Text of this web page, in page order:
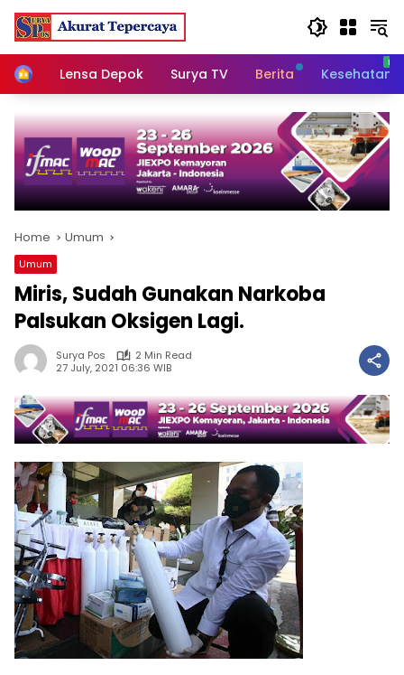
Skip
content
HomeLensa Depok Surya TV Berita Kesehatan
Home Umum
Umum
Miris, Sudah Gunakan Narkoba
Palsukan Oksigen Lagi.
Surya Pos
2 Min Read
27 July, 2021 06:36 WIB